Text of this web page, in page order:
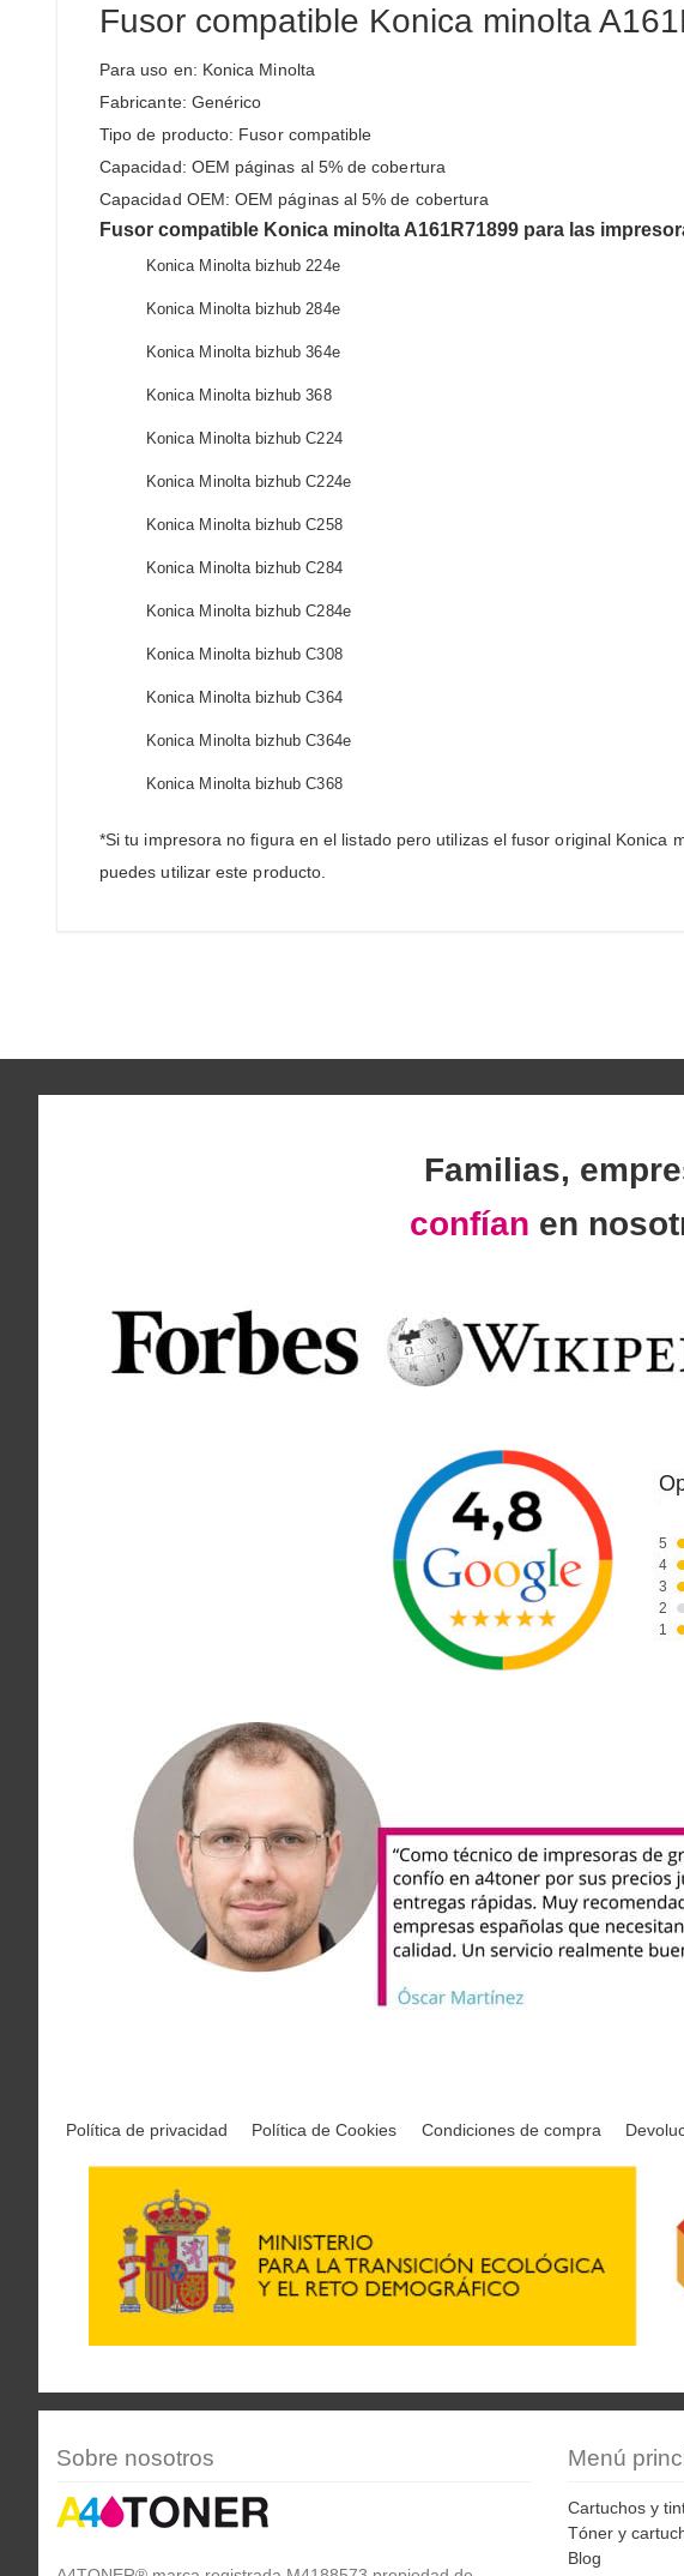
galería
imágenes
Fusor compatible Konica minolta
Para uso en: Konica Minolta
Fabricante: Genérico
Tipo de producto: Fusor compatible
Capacidad: OEM páginas al 5% de cobertura
Capacidad OEM: OEM páginas al 5% de cobertura
Fusor compatible Konica minolta A161R71899 para las
Konica Minolta bizhub 224e
Konica Minolta bizhub 284e
Konica Minolta bizhub 364e
Konica Minolta bizhub 368
Konica Minolta bizhub C224
Konica Minolta bizhub C224e
Konica Minolta bizhub C258
Konica Minolta bizhub C284
Konica Minolta bizhub C284e
Konica Minolta bizhub C308
Konica Minolta bizhub C364
Konica Minolta bizhub C364e
Konica Minolta bizhub C368
*Si tu impresora no figura en el listado pero utilizas el fusor original
puedes utilizar este producto.
Familias,
confían en
Política de privacidad Política de Cookies Condiciones de compra
Sobre nosotros Menú
Cartuchos y
Tóner y
Blog